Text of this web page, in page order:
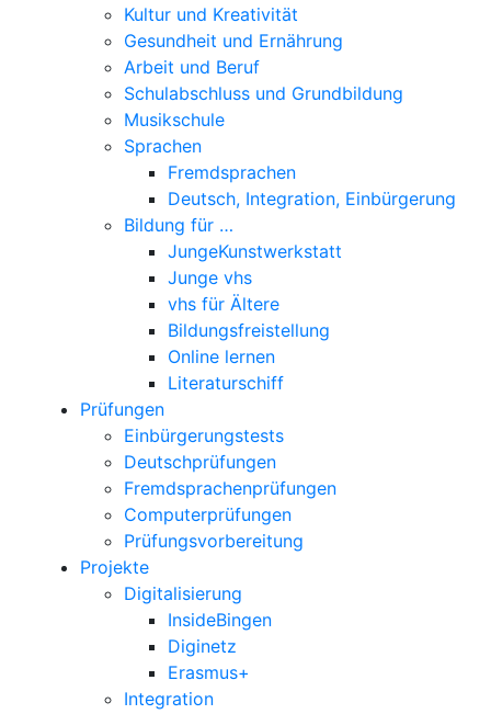
Kultur und Kreativität
Gesundheit und Ernährung
Arbeit und Beruf
Schulabschluss und Grundbildung
Musikschule
Sprachen
Fremdsprachen
Deutsch, Integration, Einbürgerung
Bildung für …
JungeKunstwerkstatt
Junge vhs
vhs für Ältere
Bildungsfreistellung
Online lernen
Literaturschiff
Prüfungen
Einbürgerungstests
Deutschprüfungen
Fremdsprachenprüfungen
Computerprüfungen
Prüfungsvorbereitung
Projekte
Digitalisierung
InsideBingen
Diginetz
Erasmus+
Integration